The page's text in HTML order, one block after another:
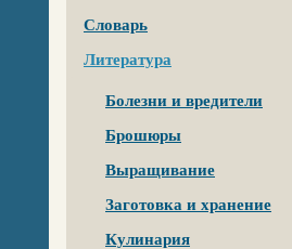
Словарь
Литература
Болезни и вредители
Брошюры
Выращивание
Заготовка и хранение
Кулинария